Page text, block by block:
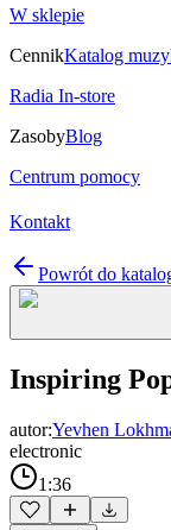
W sklepie
CennikKatalog
Radia In-store
ZasobyBlog
Centrum pomocy
Kontakt
Powrót do
Inspiring
autor:Yevhen
electronic
1:36